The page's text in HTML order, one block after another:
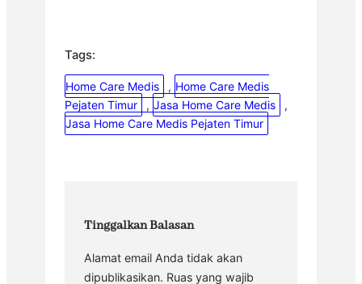
Tags:
Home Care Medis , Home Care Medis
Pejaten Timur
, Jasa Home Care Medis
Jasa Home Care Medis Pejaten Timur
Tinggalkan Balasan
Alamat email Anda tidak akan
dipublikasikan. Ruas yang wajib